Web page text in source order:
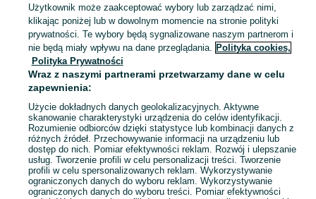
Mapa kategorii
Mapa miejscowości
Mapa ministron
Popularne wyszukiwania
Użytkownik może zaakceptować wybory lub zarządzać nimi,
klikając poniżej lub w dowolnym momencie na stronie polityki
prywatności. Te wybory będą sygnalizowane naszym partnerom i
nie będą miały wpływu na dane przeglądania. Polityka cookies,
Polityka Prywatności
Wraz z naszymi partnerami przetwarzamy dane w celu
zapewnienia:
Użycie dokładnych danych geolokalizacyjnych. Aktywne
skanowanie charakterystyki urządzenia do celów identyfikacji.
Rozumienie odbiorców dzięki statystyce lub kombinacji danych z
różnych źródeł. Przechowywanie informacji na urządzeniu lub
dostęp do nich. Pomiar efektywności reklam. Rozwój i ulepszanie
usług. Tworzenie profili w celu personalizacji treści. Tworzenie
profili w celu spersonalizowanych reklam. Wykorzystywanie
ograniczonych danych do wyboru reklam. Wykorzystywanie
ograniczonych danych do wyboru treści. Pomiar efektywności